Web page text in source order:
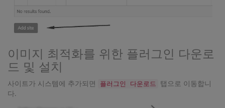
이미지 최적화를 위한 플러그인 다운로
드 및 설치
사이트가 시스템에 추가되면 플러그인 다운로드
탭으로 이동합니
다.